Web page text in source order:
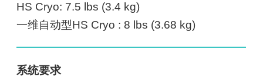
HS Cryo: 7.5 lbs (3.4 kg)
一维自动型HS Cryo : 8 lbs (3.68 kg)
系统要求